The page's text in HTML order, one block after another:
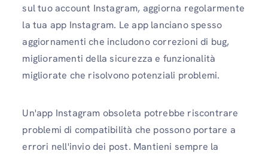
sul tuo account Instagram, aggiorna regolarmente
la tua app Instagram. Le app lanciano spesso
aggiornamenti che includono correzioni di bug,
miglioramenti della sicurezza e funzionalità
migliorate che risolvono potenziali problemi.
Un'app Instagram obsoleta potrebbe riscontrare
problemi di compatibilità che possono portare a
errori nell'invio dei post. Mantieni sempre la